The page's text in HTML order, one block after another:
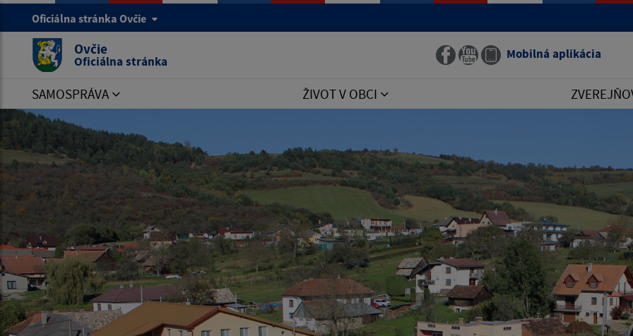
Oficiálna stránka Ovčie
Ovčie
Oficiálna stránka Mobilná aplikácia
SAMOSPRÁVA ŽIVOT V OBCI